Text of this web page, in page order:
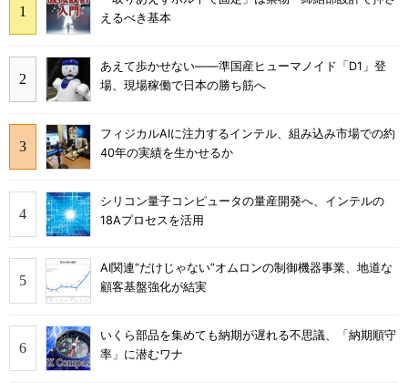
えるべき基本
あえて歩かせない――準国産ヒューマノイド「D1」登
場、現場稼働で日本の勝ち筋へ
フィジカルAIに注力するインテル、組み込み市場での約
40年の実績を生かせるか
シリコン量子コンピュータの量産開発へ、インテルの
18Aプロセスを活用
AI関連“だけじゃない”オムロンの制御機器事業、地道な
顧客基盤強化が結実
いくら部品を集めても納期が遅れる不思議、「納期順守
率」に潜むワナ